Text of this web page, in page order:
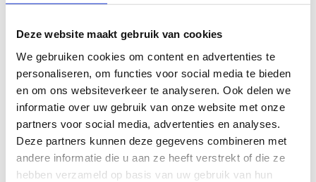
Deze website maakt gebruik van cookies
We gebruiken cookies om content en advertenties te
personaliseren, om functies voor social media te bieden
en om ons websiteverkeer te analyseren. Ook delen we
informatie over uw gebruik van onze website met onze
partners voor social media, advertenties en analyses.
Deze partners kunnen deze gegevens combineren met
andere informatie die u aan ze heeft verstrekt of die ze
hebben verzameld op basis van uw gebruik van hun
Beeld 1 / 4
Downloads voor Application